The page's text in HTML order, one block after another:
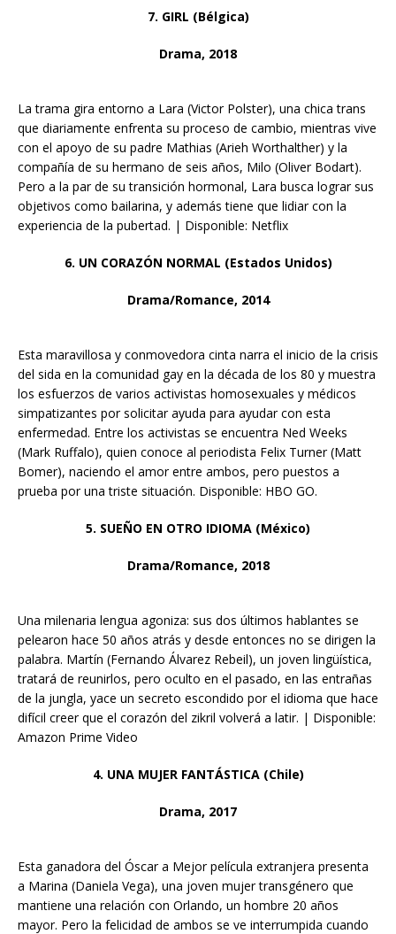
7. GIRL (Bélgica)
Drama, 2018
La trama gira entorno a Lara (Victor Polster), una chica trans
que diariamente enfrenta su proceso de cambio, mientras vive
con el apoyo de su padre Mathias (Arieh Worthalther) y la
compañía de su hermano de seis años, Milo (Oliver Bodart).
Pero a la par de su transición hormonal, Lara busca lograr sus
objetivos como bailarina, y además tiene que lidiar con la
experiencia de la pubertad. | Disponible: Netflix
6. UN CORAZÓN NORMAL (Estados Unidos)
Drama/Romance, 2014
Esta maravillosa y conmovedora cinta narra el inicio de la crisis
del sida en la comunidad gay en la década de los 80 y muestra
los esfuerzos de varios activistas homosexuales y médicos
simpatizantes por solicitar ayuda para ayudar con esta
enfermedad. Entre los activistas se encuentra Ned Weeks
(Mark Ruffalo), quien conoce al periodista Felix Turner (Matt
Bomer), naciendo el amor entre ambos, pero puestos a
prueba por una triste situación. Disponible: HBO GO.
5. SUEÑO EN OTRO IDIOMA (México)
Drama/Romance, 2018
Una milenaria lengua agoniza: sus dos últimos hablantes se
pelearon hace 50 años atrás y desde entonces no se dirigen la
palabra. Martín (Fernando Álvarez Rebeil), un joven lingüística,
tratará de reunirlos, pero oculto en el pasado, en las entrañas
de la jungla, yace un secreto escondido por el idioma que hace
difícil creer que el corazón del zikril volverá a latir. | Disponible:
Amazon Prime Video
4. UNA MUJER FANTÁSTICA (Chile)
Drama, 2017
Esta ganadora del Óscar a Mejor película extranjera presenta
a Marina (Daniela Vega), una joven mujer transgénero que
mantiene una relación con Orlando, un hombre 20 años
mayor. Pero la felicidad de ambos se ve interrumpida cuando